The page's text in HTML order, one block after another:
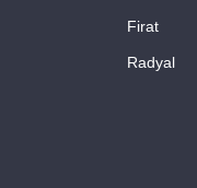
Firat
Radyal